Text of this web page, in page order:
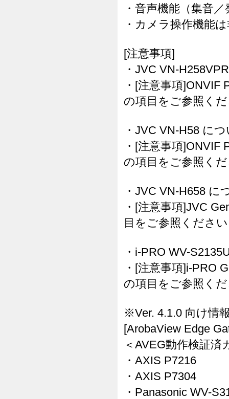
・音声機能（集音
・カメラ操作機能
[注意事項]
・JVC VN-
・[注意事項
の項目をご参照く
・JVC VN-H58 に
・[注意事項
の項目をご参照く
・JVC VN-H658
・[注意事項]JVC
目をご参照くださ
・i-PRO WV-
・[注意事項]i-PRO
の項目をご参照く
※Ver. 4.1.0 向け情
[ArobaView Edge
＜AVEG動作検証済
・AXIS P7216
・AXIS P7304
・Panasonic WV-